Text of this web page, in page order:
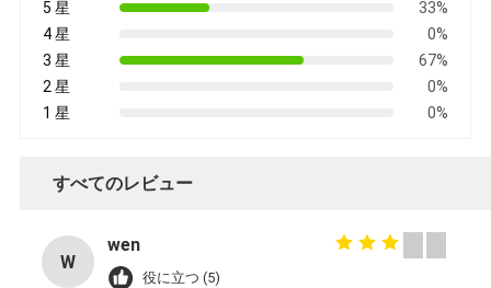
5 星
33%
4 星
0%
3 星
67%
2 星
0%
1 星
0%
すべてのレビュー
W
wen
役に立つ (5)